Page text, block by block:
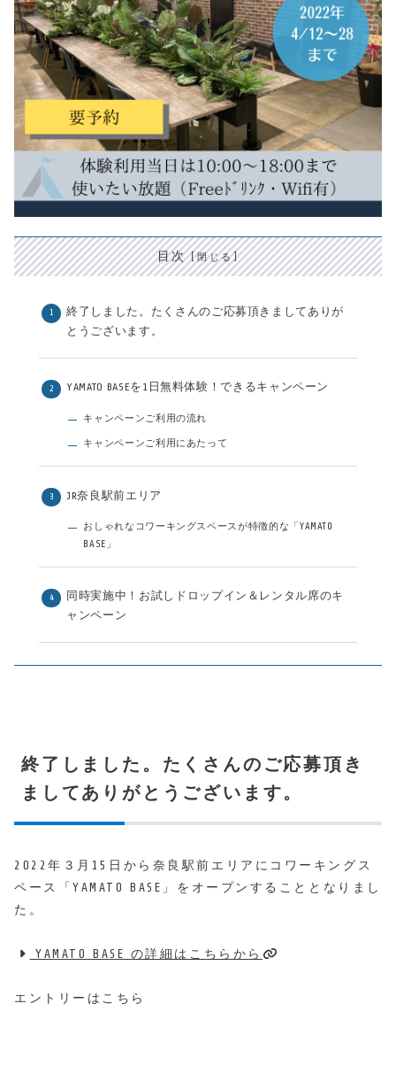
目次
終了しました。たくさんのご応募頂きましてありが
とうございます。
YAMATO BASEを1日無料体験！できるキャンペーン
キャンペーンご利用の流れ
キャンペーンご利用にあたって
JR奈良駅前エリア
おしゃれなコワーキングスペースが特徴的な「YAMATO
BASE」
同時実施中！お試しドロップイン＆レンタル席のキ
ャンペーン
終了しました。たくさんのご応募頂き
ましてありがとうございます。
2022年３月15日から奈良駅前エリアにコワーキングス
ペース
「YAMATO BASE」 をオープンすることとなりまし
た。
YAMATO BASE の詳細はこちらから
エントリーはこちら